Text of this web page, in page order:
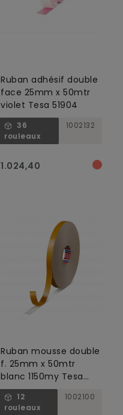
Ruban adhésif double
face 25mm x 50mtr
violet Tesa 51904
36
rouleaux
1002132
1.024,40
Ruban mousse double
f. 25mm x 50mtr
blanc 1150my Tesa
4952
12
rouleaux
1002100